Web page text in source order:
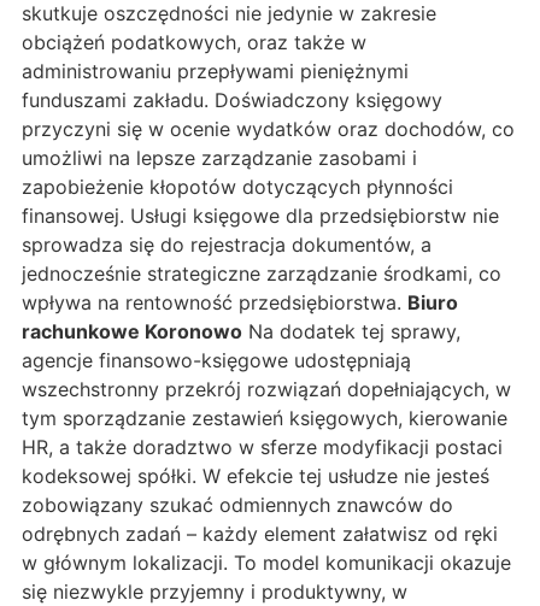
skutkuje oszczędności nie jedynie w zakresie
obciążeń podatkowych, oraz także w
administrowaniu przepływami pieniężnymi
funduszami zakładu. Doświadczony księgowy
przyczyni się w ocenie wydatków oraz dochodów, co
umożliwi na lepsze zarządzanie zasobami i
zapobieżenie kłopotów dotyczących płynności
finansowej. Usługi księgowe dla przedsiębiorstw nie
sprowadza się do rejestracja dokumentów, a
jednocześnie strategiczne zarządzanie środkami, co
wpływa na rentowność przedsiębiorstwa. Biuro
rachunkowe Koronowo Na dodatek tej sprawy,
agencje finansowo-księgowe udostępniają
wszechstronny przekrój rozwiązań dopełniających, w
tym sporządzanie zestawień księgowych, kierowanie
HR, a także doradztwo w sferze modyfikacji postaci
kodeksowej spółki. W efekcie tej usłudze nie jesteś
zobowiązany szukać odmiennych znawców do
odrębnych zadań – każdy element załatwisz od ręki
w głównym lokalizacji. To model komunikacji okazuje
się niezwykle przyjemny i produktywny, w